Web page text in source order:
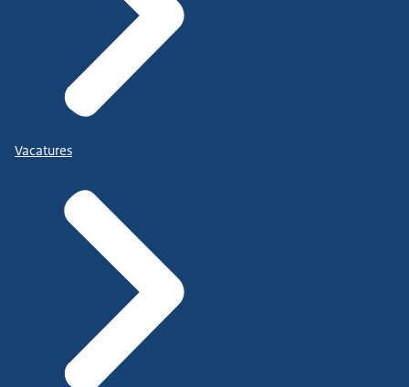
Vacatures